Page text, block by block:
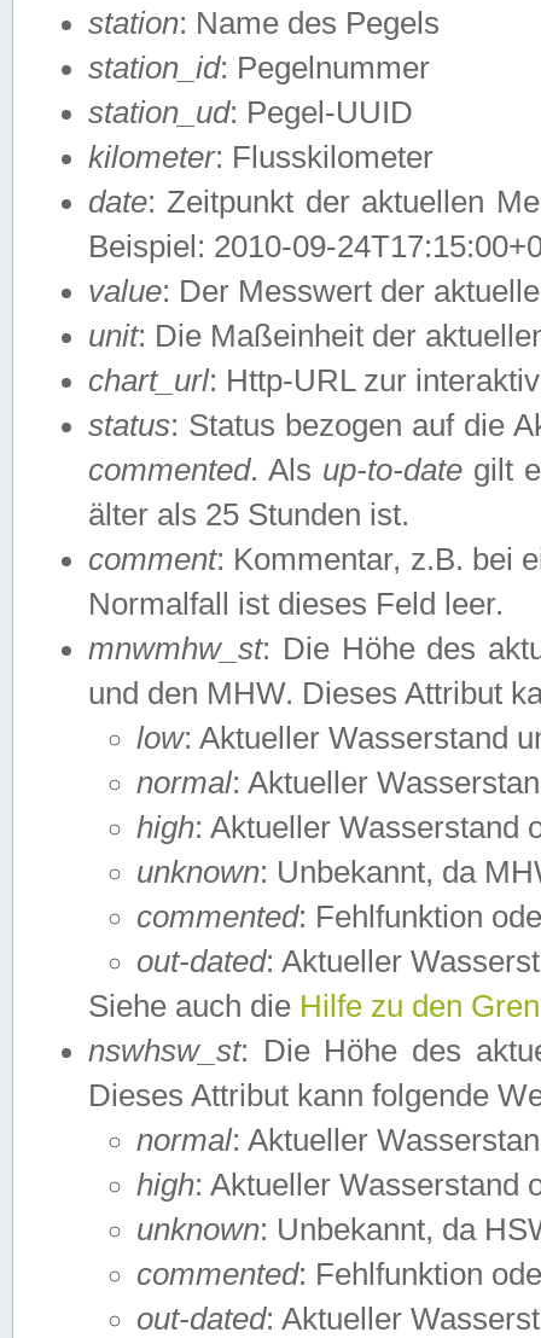
station: Name des Pegels
station_id: Pegelnummer
station_ud: Pegel-UUID
kilometer: Flusskilometer
date: Zeitpunkt der aktuellen
Beispiel: 2010-09-
value: Der Messwert der
unit: Die Maßeinheit der
chart_url: Http-URL zur
status: Status bezogen auf die
commented. Als up-to-date gilt
älter als 25 Stunden ist.
comment: Kommentar, z.B. bei
Normalfall ist dieses Feld leer.
mnwmhw_st: Die Höhe des
und den MHW. Dieses Attribut
low: Aktueller Wasserstand
normal: Aktueller
high: Aktueller Wasserstand
unknown: Unbekannt, da
commented: Fehlfunktion
out-dated: Aktueller
Siehe auch die Hilfe zu den
nswhsw_st: Die Höhe des
Dieses Attribut kann folgende
normal: Aktueller
high: Aktueller Wasserstand
unknown: Unbekannt, da
commented: Fehlfunktion
out-dated: Aktueller